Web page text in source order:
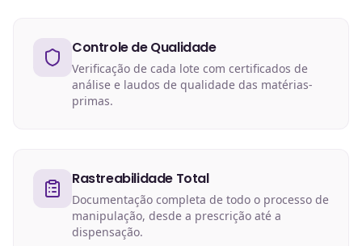
Controle de Qualidade
Verificação de cada lote com certificados de
análise e laudos de qualidade das matérias-
primas.
Rastreabilidade Total
Documentação completa de todo o processo de
manipulação, desde a prescrição até a
dispensação.